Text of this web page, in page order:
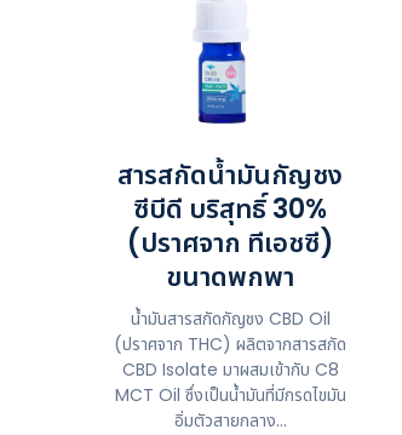
สารสกัดน้ำมันกัญชง
ซีบีดี บริสุทธิ์ 30%
(ปราศจาก ทีเอชซี)
ขนาดพกพา
น้ำมันสารสกัดกัญชง CBD Oil
(ปราศจาก THC) ผลิตจากสารสกัด
CBD Isolate มาผสมเข้ากับ C8
MCT Oil ซึ่งเป็นน้ำมันที่มีกรดไขมัน
อิ่มตัวสายกลาง...